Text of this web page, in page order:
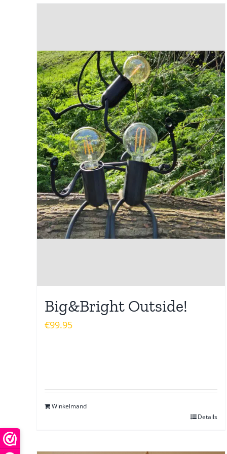
Big&Bright Outside!
€99.95
Winkelmand
Details